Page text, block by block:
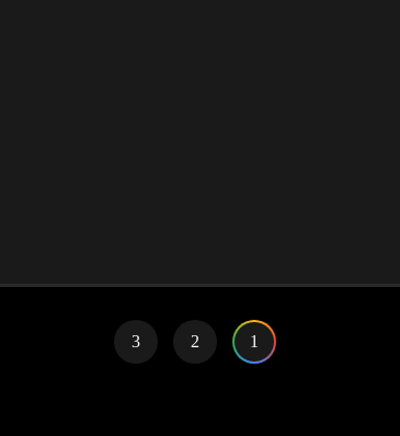
1
2
3